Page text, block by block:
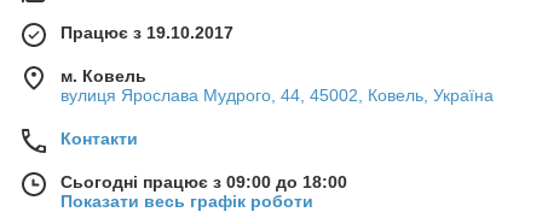
Працює з 19.10.2017
м. Ковель
вулиця Ярослава Мудрого, 44, 45002, Ковель, Україна
Контакти
Сьогодні працює з 09:00 до 18:00
Показати весь графік роботи